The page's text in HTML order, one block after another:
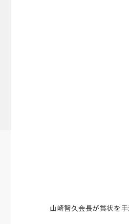
山崎智久会長が賞状を